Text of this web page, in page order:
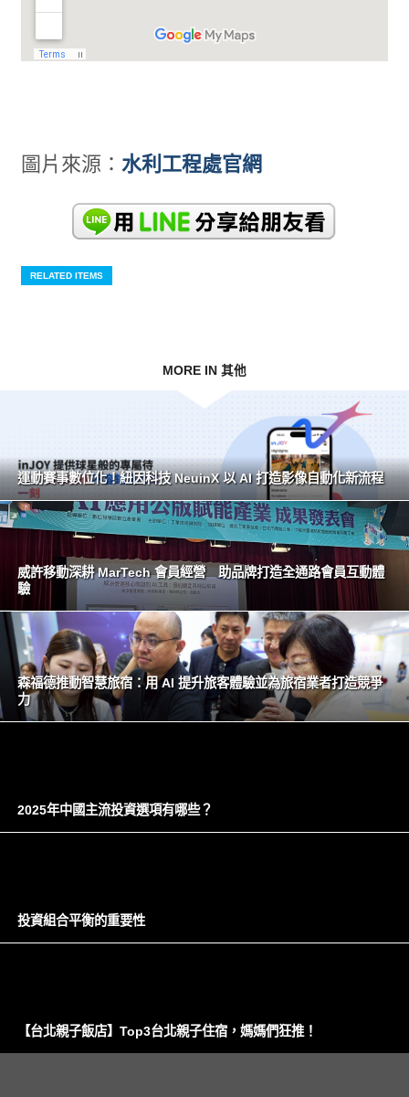
圖片來源： 水利工程處官網
RELATED ITEMS
MORE IN 其他
運動賽事數位化！紐因科技 NeuinX 以 AI 打造影像自動化新流程
威許移動深耕 MarTech 會員經營 助品牌打造全通路會員互動體
驗
森福德推動智慧旅宿：用 AI 提升旅客體驗並為旅宿業者打造競爭
力
2025年中國主流投資選項有哪些？
投資組合平衡的重要性
【台北親子飯店】Top3台北親子住宿，媽媽們狂推！